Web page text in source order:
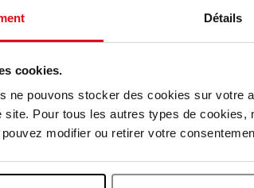
Détails
cookies.
ne pouvons stocker des cookies sur votre
site. Pour tous les autres types de cookies,
modifier ou retirer votre
aux avis des clients
Vous aimerez